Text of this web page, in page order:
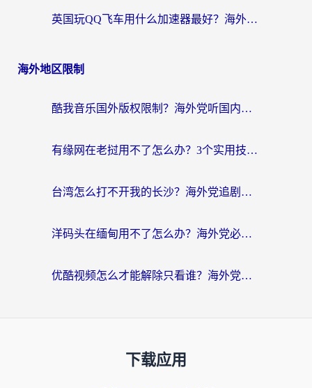
英国玩QQ飞车用什么加速器最好？海外党亲测，告别漂移卡顿的终极选择
海外地区限制
酷我音乐国外版权限制？海外党听国内歌、玩游戏、看剧的一站式解决方案
有缘网在老挝用不了怎么办？3个实用技巧解决海外访问国内服务难题
台湾怎么打不开我的长沙？海外党追剧看片、用环球时报不卡的实用指南
洋码头在缅甸用不了怎么办？海外党必备回国加速指南，解决追剧购物生活服务难题
优酷视频怎么才能解除只看谁？海外党亲测有效的追剧自由指南
下载应用